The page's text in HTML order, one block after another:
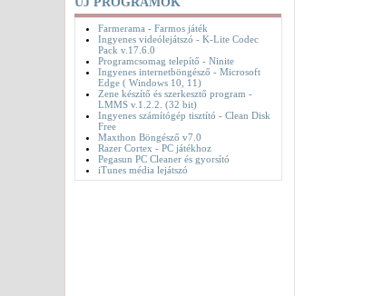
Farmerama - Farmos játék
Ingyenes videólejátszó - K-Lite Codec
Pack v.17.6.0
Programcsomag telepítő - Ninite
Ingyenes internetböngésző - Microsoft
Edge ( Windows 10, 11)
Zene készítő és szerkesztő program -
LMMS v.1.2.2. (32 bit)
Ingyenes számítógép tisztító - Clean Disk
Free
Maxthon Böngésző v7.0
Razer Cortex - PC játékhoz
Pegasun PC Cleaner és gyorsító
iTunes média lejátszó